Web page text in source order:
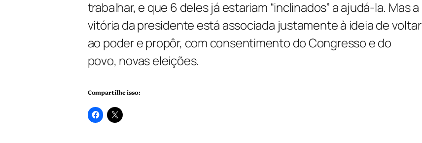
trabalhar, e que 6 deles já estariam “inclinados” a ajudá-la. Mas a
vitória da presidente está associada justamente à ideia de voltar
ao poder e propôr, com consentimento do Congresso e do
povo, novas eleições.
Compartilhe isso: